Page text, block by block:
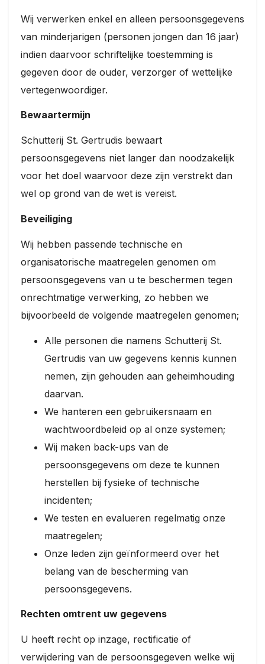
Wij verwerken enkel en alleen persoonsgegevens
van minderjarigen (personen jongen dan 16 jaar)
indien daarvoor schriftelijke toestemming is
gegeven door de ouder, verzorger of wettelijke
vertegenwoordiger.
Bewaartermijn
Schutterij St. Gertrudis bewaart
persoonsgegevens niet langer dan noodzakelijk
voor het doel waarvoor deze zijn verstrekt dan
wel op grond van de wet is vereist.
Beveiliging
Wij hebben passende technische en
organisatorische maatregelen genomen om
persoonsgegevens van u te beschermen tegen
onrechtmatige verwerking, zo hebben we
bijvoorbeeld de volgende maatregelen genomen;
Alle personen die namens Schutterij St.
Gertrudis van uw gegevens kennis kunnen
nemen, zijn gehouden aan geheimhouding
daarvan.
We hanteren een gebruikersnaam en
wachtwoordbeleid op al onze systemen;
Wij maken back-ups van de
persoonsgegevens om deze te kunnen
herstellen bij fysieke of technische
incidenten;
We testen en evalueren regelmatig onze
maatregelen;
Onze leden zijn geïnformeerd over het
belang van de bescherming van
persoonsgegevens.
Rechten omtrent uw gegevens
U heeft recht op inzage, rectificatie of
verwijdering van de persoonsgegeven welke wij